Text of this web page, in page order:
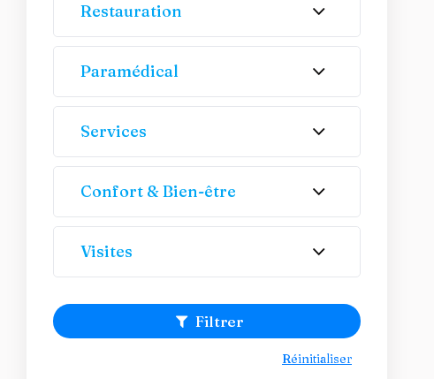
Restauration
Paramédical
Services
Confort & Bien-être
Visites
Filtrer
Réinitialiser